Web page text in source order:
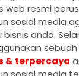
web resmi
sosial media
anda.
sebuah
& terpercaya